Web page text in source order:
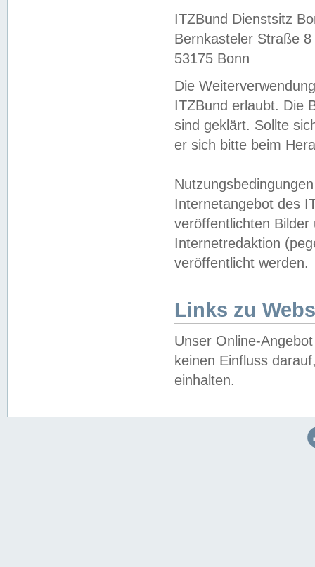
ITZBund Dienstsitz
Bernkasteler Straße 8
53175 Bonn
Die
ITZBund erlaubt. Die
sind geklärt. Sollte
er sich bitte beim
Internetangebot des
veröffentlichten
Internetredaktion
veröffentlicht werden.
Links zu
Unser Online-
keinen Einfluss
einhalten.